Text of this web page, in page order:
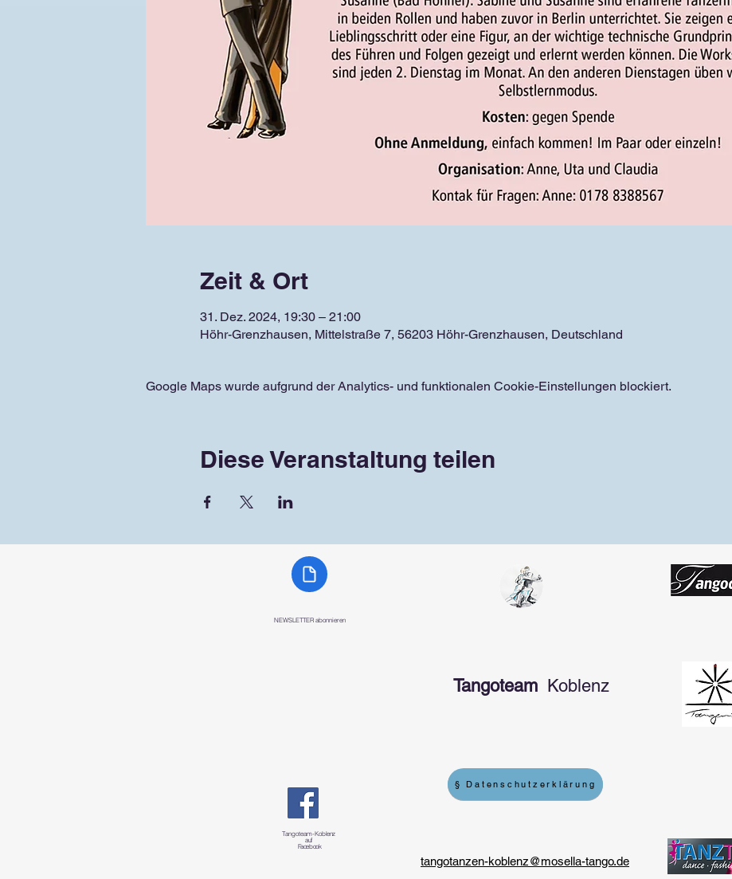
Zeit & Ort
31. Dez. 2024, 19:30 – 21:00
Höhr-Grenzhausen, Mittelstraße 7, 56203 Höhr-Grenzhausen, Deutschland
Google Maps wurde aufgrund der Analytics- und funktionalen Cookie-Einstellungen blockiert.
Diese Veranstaltung teilen
NEWSLETTER abonnieren
Tangoteam-Koblenz
auf
Facebook
Tangoteam Koblenz
§ Datenschutzerklärung
tangotanzen-koblenz@mosella-tango.de